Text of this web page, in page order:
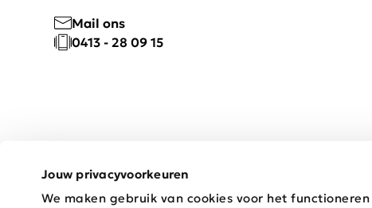
Jouw privacyvoorkeuren
We maken gebruik van cookies voor het
Mail ons
0413 - 28 09 15